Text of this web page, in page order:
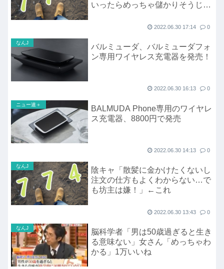
いったらめっちゃ儲かりそうじゃ
2022.06.30 17:14 0
なんJ
バルミューダ、バルミューダフォ
ン専用ワイヤレス充電器を発売！
2022.06.30 16:13 0
ニュー速＋
BALMUDA Phone専用のワイヤレ
ス充電器、8800円で発売
2022.06.30 14:13 0
なんJ
陰キャ「散髪に金かけたくないし
注文の仕方もよくわからない…で
も坊主は嫌！」←これ
2022.06.30 13:43 0
なんJ
脳科学者「男は50歳過ぎると生き
る意味ない」女さん「めっちゃわ
かる」1万いいね